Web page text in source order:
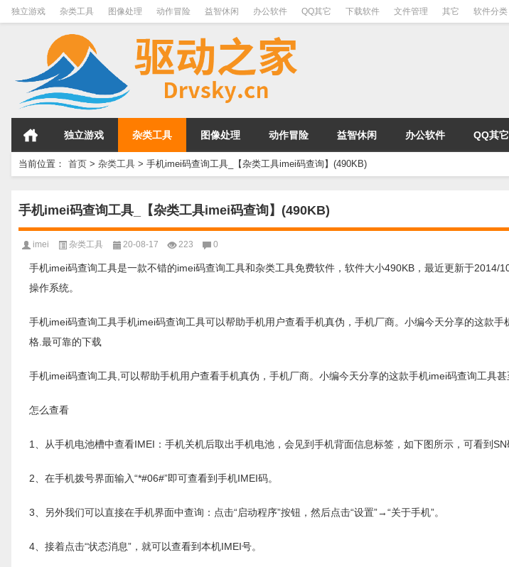
独立游戏 杂类工具 图像处理 动作冒险 益智休闲 办公软件 QQ其它 下载软件 文件管理 其它 软件分类
独立游戏 杂类工具 图像处理 动作冒险 益智休闲 办公软件 QQ其它
当前位置： 首页 > 杂类工具 > 手机imei码查询工具_【杂类工具imei码查询】(490KB)
手机imei码查询工具_【杂类工具imei码查询】(490KB)
imei 杂类工具 20-08-17 223 0
手机imei码查询工具是一款不错的imei码查询工具和杂类工具免费软件，软件大小490KB，最近更新于2014/
操作系统。
手机imei码查询工具手机imei码查询工具可以帮助手机用户查看手机真伪，手机厂商。小编今天分享的这款
格.最可靠的下载
手机imei码查询工具,可以帮助手机用户查看手机真伪，手机厂商。小编今天分享的这款手机imei码查询工具
怎么查看
1、从手机电池槽中查看IMEI：手机关机后取出手机电池，会见到手机背面信息标签，如下图所示，可看到SN
2、在手机拨号界面输入“*#06#”即可查看到手机IMEI码。
3、另外我们可以直接在手机界面中查询：点击“启动程序”按钮，然后点击“设置”→“关于手机”。
4、接着点击“状态消息”，就可以查看到本机IMEI号。